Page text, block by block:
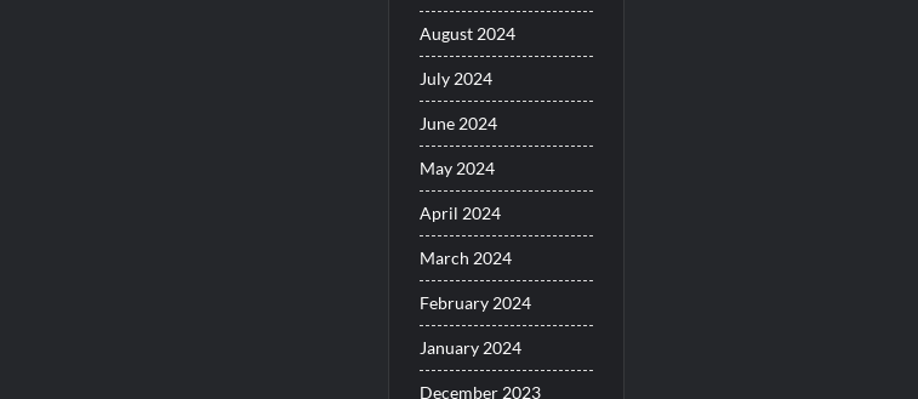
August 2024
July 2024
June 2024
May 2024
April 2024
March 2024
February 2024
January 2024
December 2023